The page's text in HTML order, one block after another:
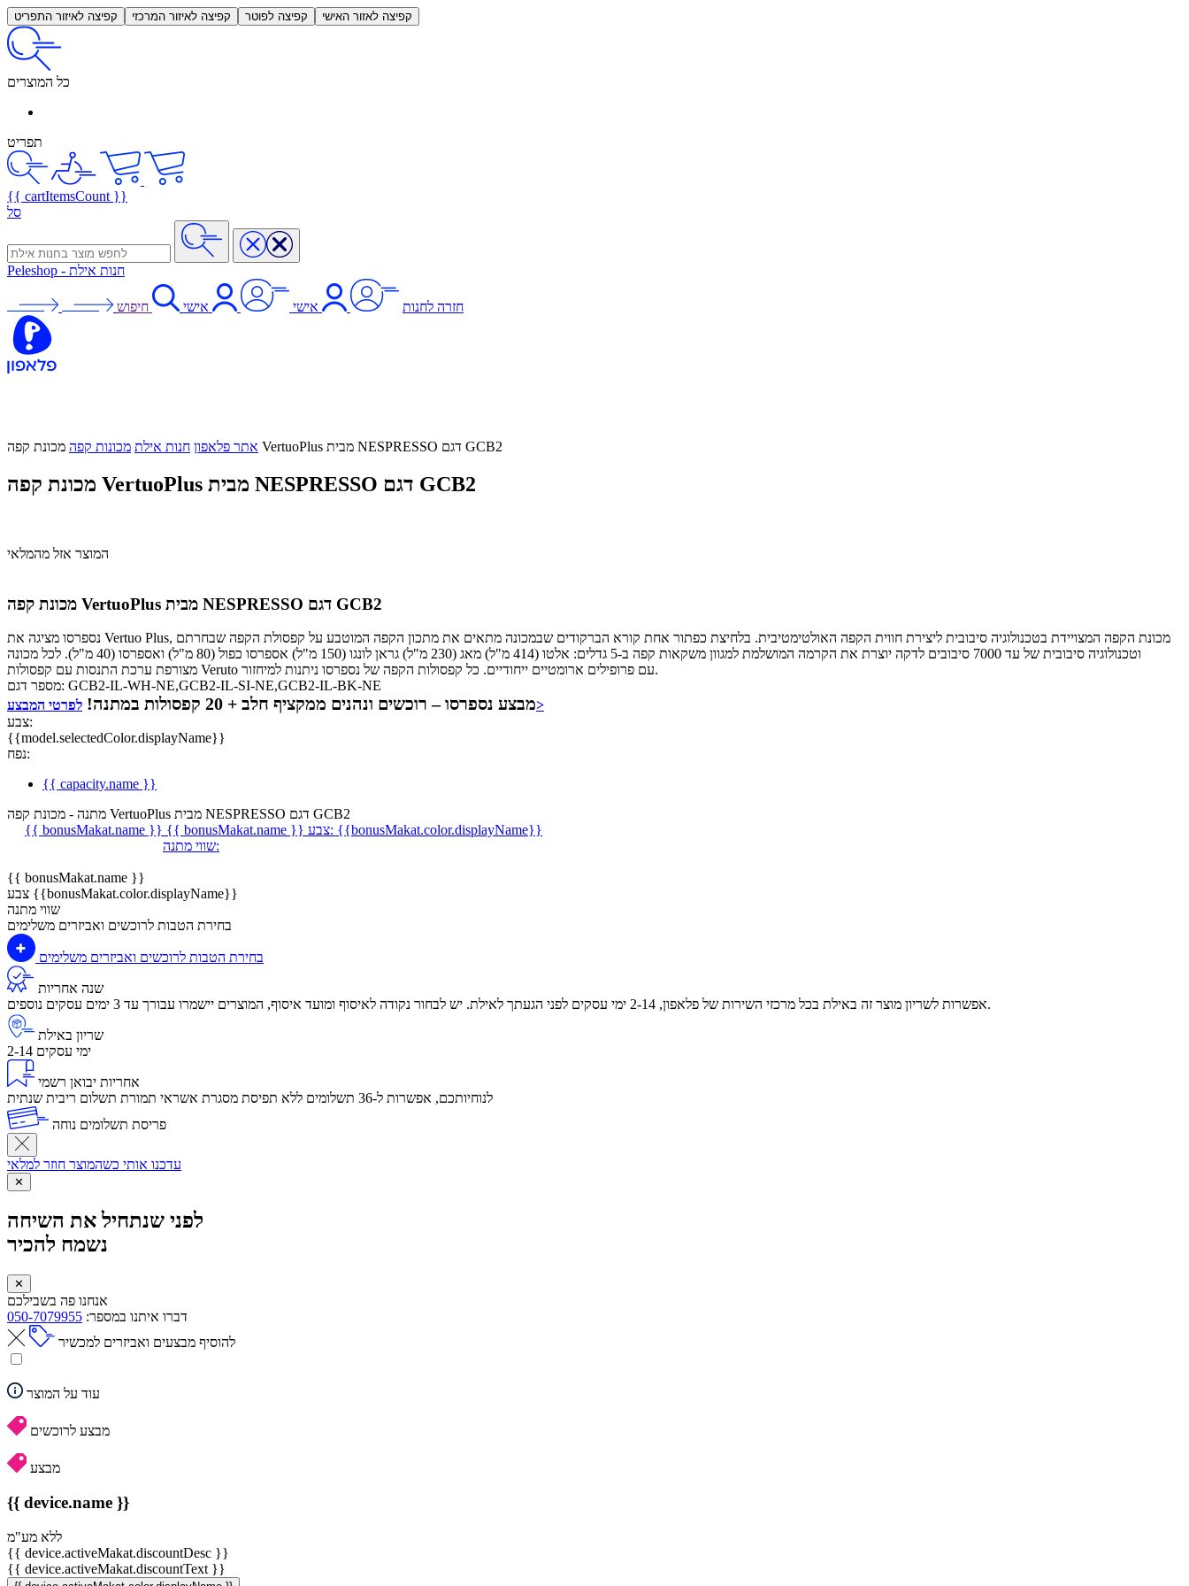
קפיצה לאיזור התפריט קפיצה לאיזור המרכזי קפיצה לפוטר קפיצה לאזור האישי
כל המוצרים
תפריט
{{ cartItemsCount }}
סל
Peleshop - חנות אילת
חזרה לחנות אישי אישי חיפוש
אתר פלאפון חנות אילת מכונות קפה מכונת קפה VertuoPlus מבית NESPRESSO דגם GCB2
מכונת קפה VertuoPlus מבית NESPRESSO דגם GCB2
המוצר אזל מהמלאי
מכונת קפה VertuoPlus מבית NESPRESSO דגם GCB2
נספרסו מציגה את Vertuo Plus, מכונת הקפה המצויידת בטכנולוגיה סיבובית ליצירת חווית הקפה האולטימטיבית. בלחיצת כפתור אחת קורא הברקודים שבמכונה מתאים את מתכון הקפה המוטבע על קפסולת הקפה שבחרתם
וטכנולוגיה סיבובית של עד 7000 סיבובים לדקה יוצרת את הקרמה המושלמת למגוון משקאות קפה ב-5 גדלים: אלטו (414 מ"ל) מאג (230 מ"ל) גראן לונגו (150 מ"ל) אספרסו כפול (80 מ"ל) ואספרסו (40 מ"ל). לכל מכונה
מצורפת ערכת התנסות עם קפסולות Veruto עם פרופילים ארומטיים ייחודיים. כל קפסולות הקפה של נספרסו ניתנות למיחזור.
מספר דגם: GCB2-IL-WH-NE,GCB2-IL-SI-NE,GCB2-IL-BK-NE
מבצע נספרסו – רוכשים ונהנים ממקציף חלב + 20 קפסולות במתנה!
לפרטי המבצע>
צבע:
{{model.selectedColor.displayName}}
נפח:
{{ capacity.name }}
מתנה - מכונת קפה VertuoPlus מבית NESPRESSO דגם GCB2
{{ bonusMakat.name }} {{ bonusMakat.name }} צבע: {{bonusMakat.color.displayName}}
שווי מתנה:
{{ bonusMakat.name }}
צבע {{bonusMakat.color.displayName}}
שווי מתנה
בחירת הטבות לרוכשים ואביזרים משלימים
בחירת הטבות לרוכשים ואביזרים משלימים
שנה אחריות
אפשרות לשריון מוצר זה באילת בכל מרכזי השירות של פלאפון, 2-14 ימי עסקים לפני הגעתך לאילת. יש לבחור נקודה לאיסוף ומועד איסוף, המוצרים יישמרו עבורך עד 3 ימים עסקים נוספים.
שריון באילת
2-14 ימי עסקים
אחריות יבואן רשמי
לנוחיותכם, אפשרות ל-36 תשלומים ללא תפיסת מסגרת אשראי תמורת תשלום ריבית שנתית
פריסת תשלומים נוחה
עדכנו אותי כשהמוצר חוזר למלאי
✕
לפני שנתחיל את השיחה
נשמח להכיר
✕
אנחנו פה בשבילכם
דברו איתנו במספר: 050-7079955
להוסיף מבצעים ואביזרים למכשיר
עוד על המוצר
מבצע לרוכשים
מבצע
{{ device.name }}
ללא מע"מ
{{ device.activeMakat.discountDesc }}
{{ device.activeMakat.discountText }}